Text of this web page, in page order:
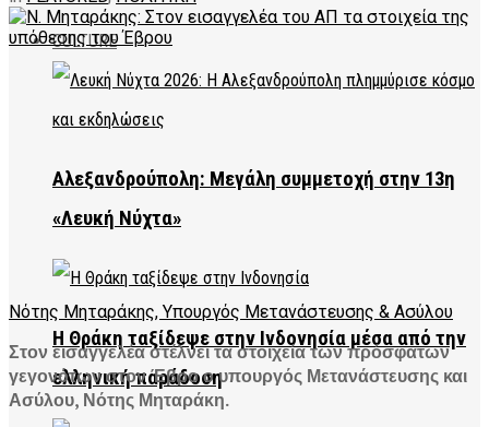
CULTURE
Αλεξανδρούπολη: Μεγάλη συμμετοχή στην 13η
«Λευκή Νύχτα»
Η Θράκη ταξίδεψε στην Ινδονησία μέσα από την
ελληνική παράδοση
Νότης Μηταράκης, Υπουργός Μετανάστευσης & Ασύλου
Στον εισαγγελέα στέλνει τα στοιχεία των πρόσφατων
γεγονότων στον Έβρο ο υπουργός Μετανάστευσης και
Ασύλου, Νότης Μηταράκη.